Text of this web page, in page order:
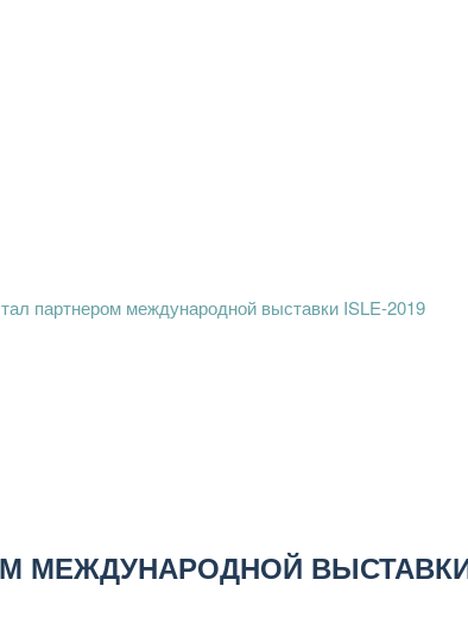
партнером международной выставки ISLE-2019
МЕЖДУНАРОДНОЙ ВЫСТАВКИ